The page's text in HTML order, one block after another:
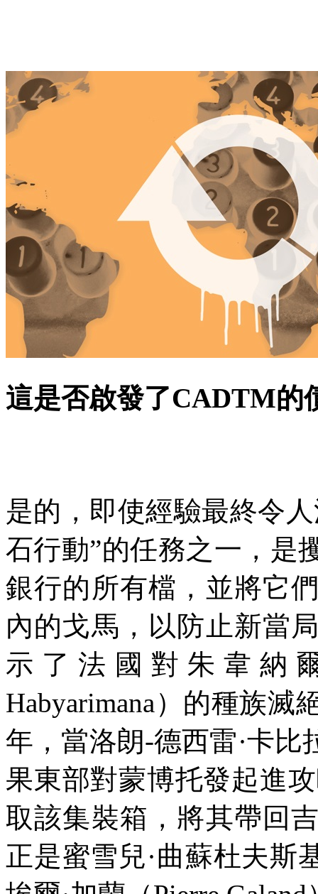
這是否啟發了CADTM的
是的，即使經驗最終令
石行動”的任務之一，是
銀行的所有檔，並將它
內的戈馬，以防止新當
示了法國對朱韋納
Habyarimana）的種族滅
年，當洛朗-德西雷·卡比
果東部對蒙博托發起進
取該集裝箱，將其帶回
正是蜜雪兒·曲蘇杜夫斯